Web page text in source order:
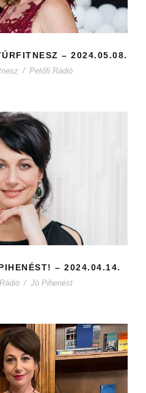
– 2024.05.08.
/ Petőfi Rádió
– 2024.04.14.
/ Jó Pihenést